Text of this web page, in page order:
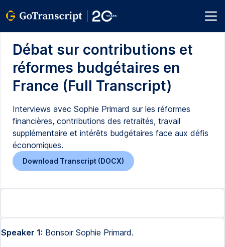
Débat sur contributions et
réformes budgétaires en
France (Full Transcript)
Interviews avec Sophie Primard sur les réformes
financières, contributions des retraités, travail
supplémentaire et intérêts budgétaires face aux défis
économiques.
Download Transcript (DOCX)
Speaker 1: Bonsoir Sophie Primard.